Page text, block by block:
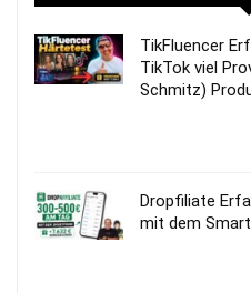
TikFluencer
TikTok viel
Schmitz)
Dropfiliate
mit dem